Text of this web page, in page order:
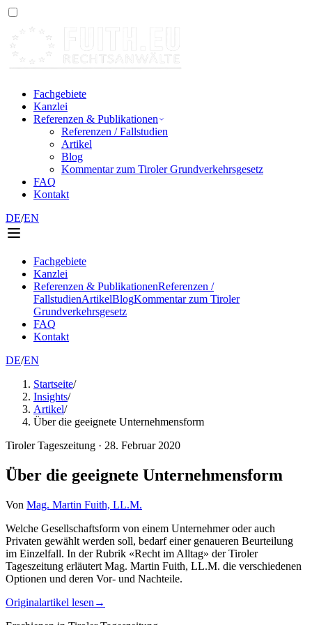
Fachgebiete
Kanzlei
Referenzen & Publikationen
Referenzen / Fallstudien
Artikel
Blog
Kommentar zum Tiroler Grundverkehrsgesetz
FAQ
Kontakt
DE/EN
Fachgebiete
Kanzlei
Referenzen & PublikationenReferenzen /
FallstudienArtikelBlogKommentar zum Tiroler
Grundverkehrsgesetz
FAQ
Kontakt
DE/EN
Startseite/
Insights/
Artikel/
Über die geeignete Unternehmensform
Tiroler Tageszeitung · 28. Februar 2020
Über die geeignete Unternehmensform
Von Mag. Martin Fuith, LL.M.
Welche Gesellschaftsform von einem Unternehmer oder auch
Privaten gewählt werden soll, bedarf einer genaueren Beurteilung
im Einzelfall. In der Rubrik «Recht im Alltag» der Tiroler
Tageszeitung erläutert Mag. Martin Fuith, LL.M. die verschiedenen
Optionen und deren Vor- und Nachteile.
Originalartikel lesen →